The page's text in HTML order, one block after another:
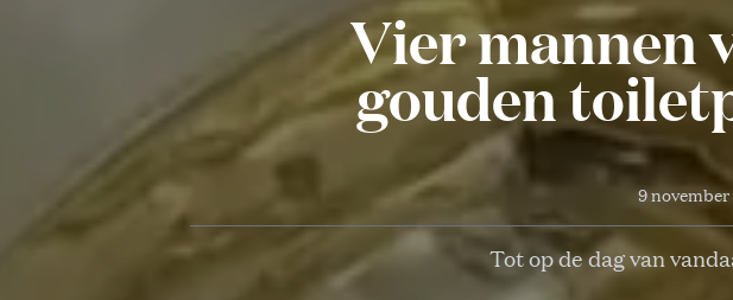
Vier mannen
gouden
9 november
Tot op de dag van